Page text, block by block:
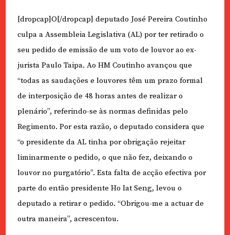
[dropcap]O[/dropcap] deputado José Pereira Coutinho
culpa a Assembleia Legislativa (AL) por ter retirado o
seu pedido de emissão de um voto de louvor ao ex-
jurista Paulo Taipa. Ao HM Coutinho avançou que
“todas as saudações e louvores têm um prazo formal
de interposição de 48 horas antes de realizar o
plenário”, referindo-se às normas definidas pelo
Regimento. Por esta razão, o deputado considera que
“o presidente da AL tinha por obrigação rejeitar
liminarmente o pedido, o que não fez, deixando o
louvor no purgatório”. Esta falta de acção efectiva por
parte do então presidente Ho Iat Seng, levou o
deputado a retirar o pedido. “Obrigou-me a actuar de
outra maneira”, acrescentou.